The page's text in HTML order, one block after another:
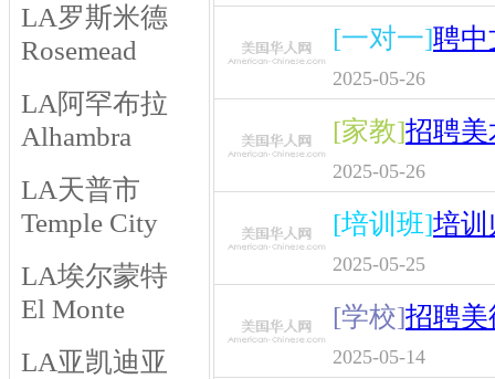
LA罗斯米德
Rosemead
LA阿罕布拉
Alhambra
LA天普市
Temple City
LA埃尔蒙特
El Monte
LA亚凯迪亚
[一对一]聘中
2025-05-26
[家教]招聘
2025-05-26
[培训班]培训
2025-05-25
[学校]招聘
2025-05-14